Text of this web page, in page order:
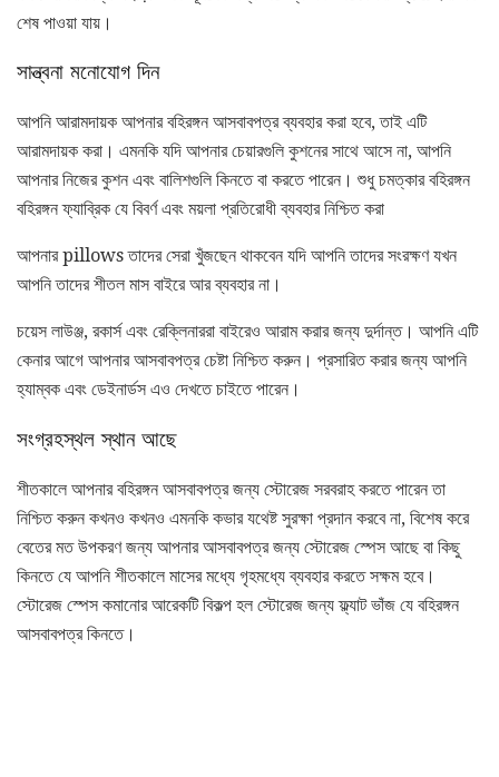
শেষ পাওয়া যায়।
সান্ত্বনা মনোযোগ দিন
আপনি আরামদায়ক আপনার বহিরঙ্গন আসবাবপত্র ব্যবহার করা হবে, তাই এটি
আরামদায়ক করা। এমনকি যদি আপনার চেয়ারগুলি কুশনের সাথে আসে না, আপনি
আপনার নিজের কুশন এবং বালিশগুলি কিনতে বা করতে পারেন। শুধু চমত্কার বহিরঙ্গন
বহিরঙ্গন ফ্যাব্রিক যে বিবর্ণ এবং ময়লা প্রতিরোধী ব্যবহার নিশ্চিত করা
আপনার pillows তাদের সেরা খুঁজছেন থাকবেন যদি আপনি তাদের সংরক্ষণ যখন
আপনি তাদের শীতল মাস বাইরে আর ব্যবহার না।
চয়েস লাউঞ্জ, রকার্স এবং রেক্লিনাররা বাইরেও আরাম করার জন্য দুর্দান্ত। আপনি এটি
কেনার আগে আপনার আসবাবপত্র চেষ্টা নিশ্চিত করুন। প্রসারিত করার জন্য আপনি
হ্যাম্বক এবং ডেইনার্ডস এও দেখতে চাইতে পারেন।
সংগ্রহস্থল স্থান আছে
শীতকালে আপনার বহিরঙ্গন আসবাবপত্র জন্য স্টোরেজ সরবরাহ করতে পারেন তা
নিশ্চিত করুন কখনও কখনও এমনকি কভার যথেষ্ট সুরক্ষা প্রদান করবে না, বিশেষ করে
বেতের মত উপকরণ জন্য আপনার আসবাবপত্র জন্য স্টোরেজ স্পেস আছে বা কিছু
কিনতে যে আপনি শীতকালে মাসের মধ্যে গৃহমধ্যে ব্যবহার করতে সক্ষম হবে।
স্টোরেজ স্পেস কমানোর আরেকটি বিকল্প হল স্টোরেজ জন্য ফ্ল্যাট ভাঁজ যে বহিরঙ্গন
আসবাবপত্র কিনতে।